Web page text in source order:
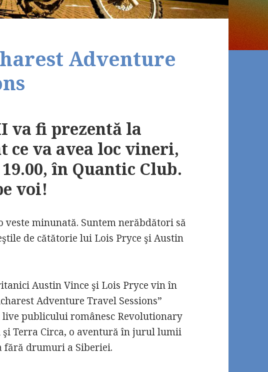
Adventure
va fi prezentă la
ce va avea loc vineri,
în Quantic Club.
voi!
veste minunată. Suntem nerăbdători să
de cătătorie lui Lois Pryce şi Austin
Austin Vince şi Lois Pryce vin în
Adventure Travel Sessions”
live publicului românesc Revolutionary
şi Terra Circa, o aventură în jurul lumii
fără drumuri a Siberiei.